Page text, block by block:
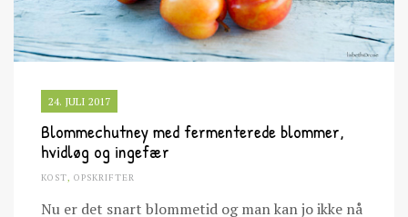
24. JULI 2017
Blommechutney med fermenterede blommer,
hvidløg og ingefær
KOST, OPSKRIFTER
Nu er det snart blommetid og man kan jo ikke nå